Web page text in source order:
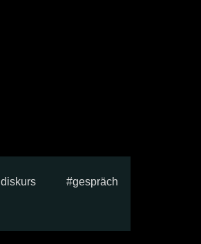
gespräch